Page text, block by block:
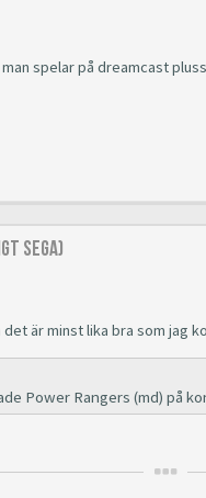
spelar på dreamcast
Sega)
är minst lika bra som jag
Power Rangers (md) på